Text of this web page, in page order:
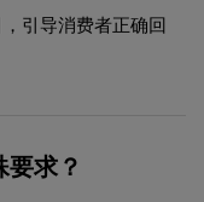
引导消费者正确回
要求？